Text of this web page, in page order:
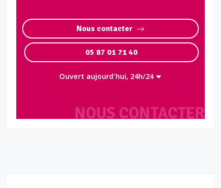
NOUS CONTACTER
Nous contacter
05 87 01 71 40
Ouvert aujourd'hui, 24h/24